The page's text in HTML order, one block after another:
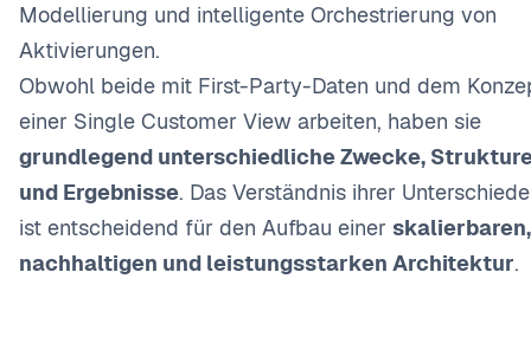
Modellierung und intelligente Orchestrierung von
Aktivierungen.
Obwohl beide mit First-Party-Daten und dem
einer Single Customer View arbeiten, haben sie
grundlegend unterschiedliche Zwecke,
und Ergebnisse. Das Verständnis ihrer Unterschiede
ist entscheidend für den Aufbau einer skalierbaren,
nachhaltigen und leistungsstarken Architektur.